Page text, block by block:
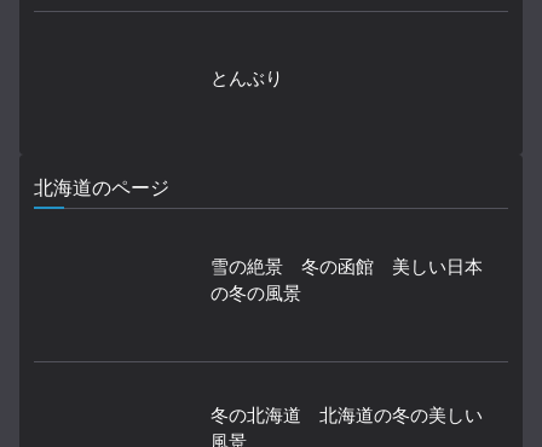
とんぶり
北海道のページ
雪の絶景 冬の函館 美しい日本
の冬の風景
冬の北海道 北海道の冬の美しい
風景